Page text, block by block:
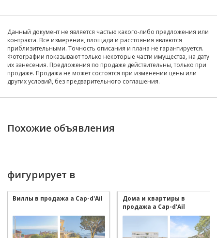
Данный документ не является частью какого-либо предложения или
контракта. Все измерения, площади и расстояния являются
приблизительными. Точность описания и плана не гарантируется.
Фотографии показывают только некоторые части имущества, на дату
их занесения. Предложения по продаже действительны, только при
продаже. Продажа не может состоятся при изменении цены или
других условий, без предварительного соглашения.
Похожие объявления
фигурирует в
Виллы в продажа a Cap-d'Ail
Дома и квартиры в
продажа a Cap-d'Ail